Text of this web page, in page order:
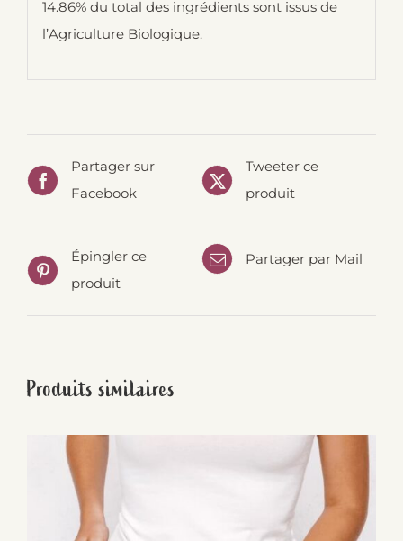
14.86% du total des ingrédients sont issus de
l’Agriculture Biologique.
Partager sur
Facebook
Tweeter ce
produit
Épingler ce
produit
Partager par Mail
Produits similaires